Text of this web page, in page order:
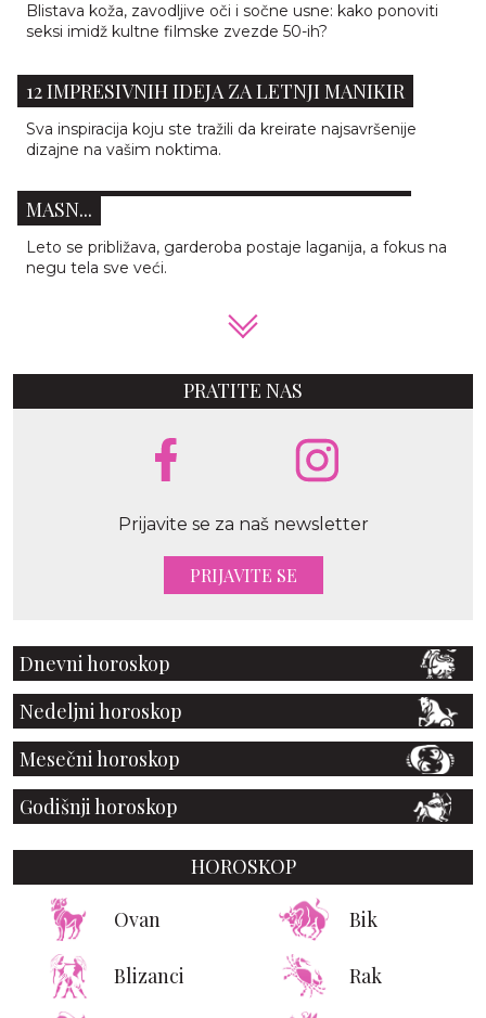
Blistava koža, zavodljive oči i sočne usne: kako ponoviti
seksi imidž kultne filmske zvezde 50-ih?
12 IMPRESIVNIH IDEJA ZA LETNJI MANIKIR
Sva inspiracija koju ste tražili da kreirate najsavršenije
dizajne na vašim noktima.
PROJEKAT RAVNOG STOMAKA: 5 KREMA ZA
MASN...
Leto se približava, garderoba postaje laganija, a fokus na
negu tela sve veći.
PRATITE NAS
Prijavite se za naš newsletter
PRIJAVITE SE
Dnevni horoskop
Nedeljni horoskop
Mesečni horoskop
Godišnji horoskop
HOROSKOP
Ovan Bik
Blizanci Rak